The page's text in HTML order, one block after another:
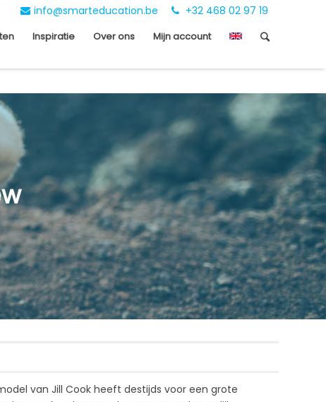
info@smarteducation.be +32 468 02 97 19
Inspiratie Over ons Mijn account
van Jill Cook heeft destijds voor een grote